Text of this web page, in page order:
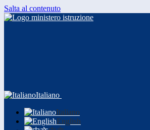
Salta al contenuto
Italiano
Italiano
English